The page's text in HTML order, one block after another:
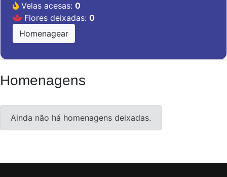
Velas acesas: 0
Flores deixadas: 0
Homenagear
Homenagens
Ainda não há homenagens deixadas.